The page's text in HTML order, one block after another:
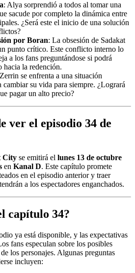
: Alya sorprendió a todos al tomar una
sacude por completo la dinámica entre
¿Será este el inicio de una solución
por Boran: La obsesión de Sadakat
punto crítico. Este conflicto interno lo
a los fans preguntándose si podrá
hacia la redención.
se enfrenta a una situación
cambiar su vida para siempre. ¿Logrará
pagar un alto precio?
ver el episodio 34 de
City se emitirá el lunes 13 de octubre
en Kanal D. Este capítulo promete
en el episodio anterior y traer
a los espectadores enganchados.
capítulo 34?
ya está disponible, y las expectativas
fans especulan sobre los posibles
los personajes. Algunas preguntas
incluyen: